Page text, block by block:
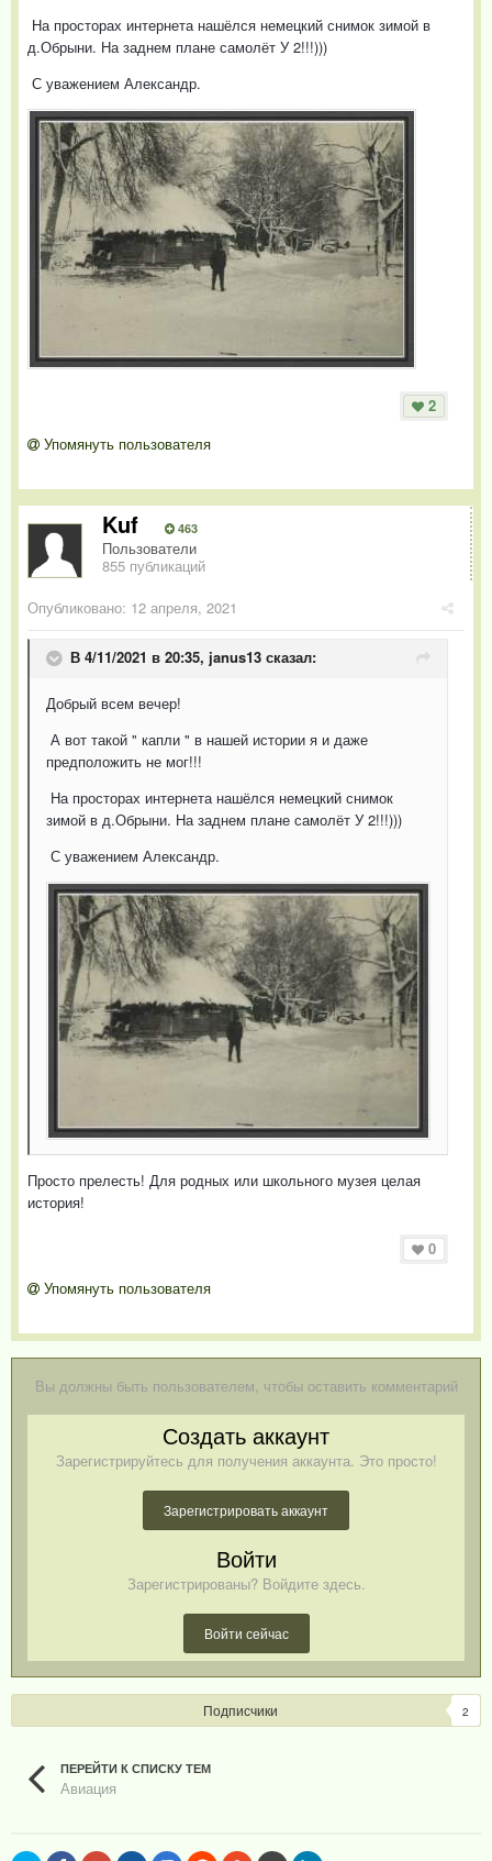
На просторах интернета нашёлся немецкий снимок зимой в
д.Обрыни. На заднем плане самолёт У 2!!!)))
С уважением Александр.
2
Упомянуть пользователя
Kuf 463
Пользователи
855 публикаций
Опубликовано: 12 апреля, 2021
В 4/11/2021 в 20:35, janus13 сказал:
Добрый всем вечер!
А вот такой " капли " в нашей истории я и даже
предположить не мог!!!
На просторах интернета нашёлся немецкий снимок
зимой в д.Обрыни. На заднем плане самолёт У 2!!!)))
С уважением Александр.
Просто прелесть! Для родных или школьного музея целая
история!
0
Упомянуть пользователя
Вы должны быть пользователем, чтобы оставить комментарий
Создать аккаунт
Зарегистрируйтесь для получения аккаунта. Это просто!
Зарегистрировать аккаунт
Войти
Зарегистрированы? Войдите здесь.
Войти сейчас
Подписчики 2
ПЕРЕЙТИ К СПИСКУ ТЕМ
Авиация